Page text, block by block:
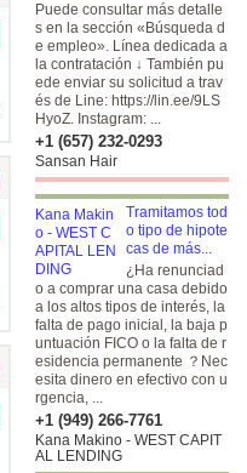
Puede consultar más detalle
s en la sección «Búsqueda d
e empleo». Línea dedicada a
la contratación ↓ También pu
ede enviar su solicitud a trav
és de Line: https://lin.ee/9LS
HyoZ. Instagram: ...
+1 (657) 232-0293
Sansan Hair
Tramitamos tod
o tipo de hipote
cas de más...
¿Ha renunciad
o a comprar una casa debido
a los altos tipos de interés, la
falta de pago inicial, la baja p
untuación FICO o la falta de r
esidencia permanente ？Nec
esita dinero en efectivo con u
rgencia, ...
+1 (949) 266-7761
Kana Makino - WEST CAPIT
AL LENDING